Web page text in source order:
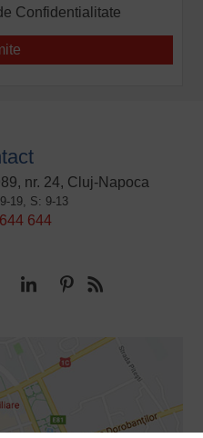
Confidentialitate
nr. 24, Cluj-Napoca
19, S: 9-13
644